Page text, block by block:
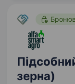
зерна)